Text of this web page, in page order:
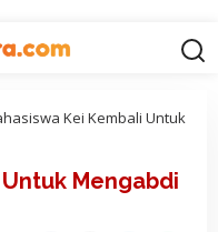
Kei Kembali Untuk
Mengabdi